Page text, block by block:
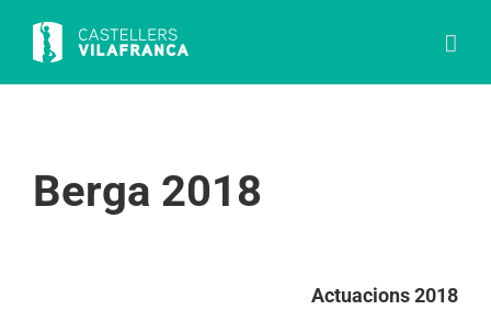
content
Berga 2018
Actuacions 2018